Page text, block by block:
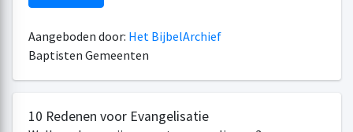
Aangeboden door: Het BijbelArchief
Baptisten Gemeenten
10 Redenen voor Evangelisatie